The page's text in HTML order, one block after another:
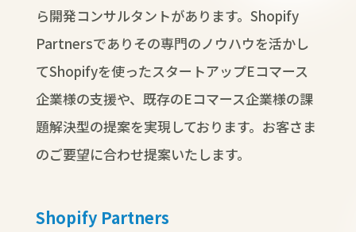
ら開発コンサルタントがあります。Shopify
Partnersでありその専門のノウハウを活かし
てShopifyを使ったスタートアップEコマース
企業様の支援や、既存のEコマース企業様の課
題解決型の提案を実現しております。お客さま
のご要望に合わせ提案いたします。
Shopify Partners